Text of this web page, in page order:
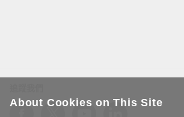
About Cookies on This Site